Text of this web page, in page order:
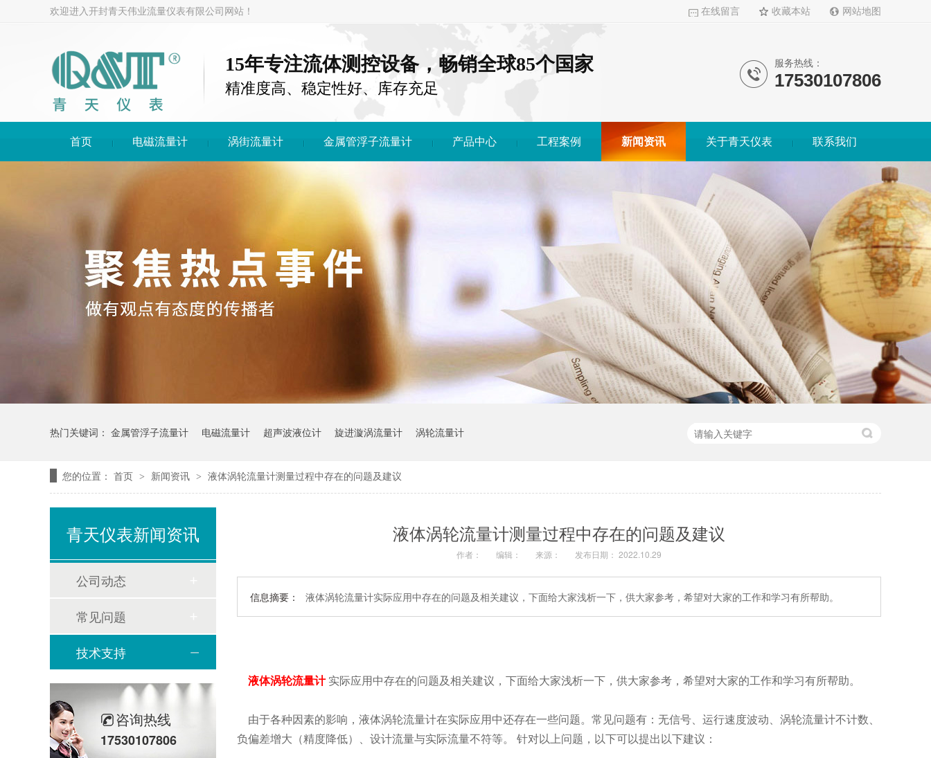
在线留言 收藏本站 网站地图
欢迎进入开封青天伟业流量仪表有限公司网站！
15年专注流体测控设备，畅销全球85个国家
精准度高、稳定性好、库存充足
服务热线：
17530107806
首页 电磁流量计 涡街流量计 金属管浮子流量计 产品中心 工程案例 新闻资讯 关于青天仪表 联系我们
热门关键词： 金属管浮子流量计 电磁流量计 超声波液位计 旋进漩涡流量计 涡轮流量计
您的位置： 首页 > 新闻资讯 > 液体涡轮流量计测量过程中存在的问题及建议
液体涡轮流量计测量过程中存在的问题及建议
作者： 编辑： 来源： 发布日期： 2022.10.29
信息摘要： 液体涡轮流量计实际应用中存在的问题及相关建议，下面给大家浅析一下，供大家参考，希望对大家的工作和学习有所帮助。
液体涡轮流量计 实际应用中存在的问题及相关建议，下面给大家浅析一下，供大家参考，希望对大家的工作和学习有所帮助。
由于各种因素的影响，液体涡轮流量计在实际应用中还存在一些问题。常见问题有：无信号、运行速度波动、涡轮流量计不计数、
负偏差增大（精度降低）、设计流量与实际流量不符等。 针对以上问题，以下可以提出以下建议：
青天仪表新闻资讯
公司动态
常见问题
技术支持
咨询热线
17530107806